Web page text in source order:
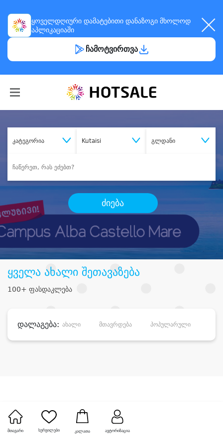
ყოველდღიური დამატებითი დანაზოგი მხოლოდ
აპლიკაციაში
ჩამოტვირთვა
მთავარი სურვილები კალათა ავტორიზაცია
კატეგორია Kutaisi გლდანი
ძიება
ყველა ახალი შეთავაზება
100+ ფასდაკლება
დალაგება: ახალი მთავრდება პოპულარული